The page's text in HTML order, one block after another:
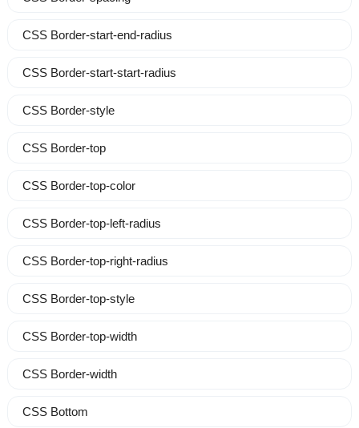
CSS Border-start-end-radius
CSS Border-start-start-radius
CSS Border-style
CSS Border-top
CSS Border-top-color
CSS Border-top-left-radius
CSS Border-top-right-radius
CSS Border-top-style
CSS Border-top-width
CSS Border-width
CSS Bottom